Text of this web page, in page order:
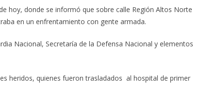
hoy, donde se informó que sobre calle Región Altos Norte
en un enfrentamiento con gente armada.
Nacional, Secretaría de la Defensa Nacional y elementos
heridos, quienes fueron trasladados al hospital de primer